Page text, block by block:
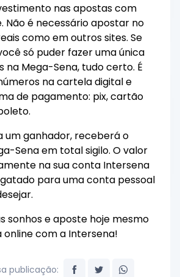
nas apostas com
Não é necessário apostar no
como em outros sites. Se
só puder fazer uma única
na Mega-Sena, tudo certo. É
na cartela digital e
de pagamento: pix, cartão
um ganhador, receberá o
Sena em total sigilo. O valor
na sua conta Intersena
para uma conta pessoal
sonhos eaposte hoje mesmo
online com a Intersena!
publicação: